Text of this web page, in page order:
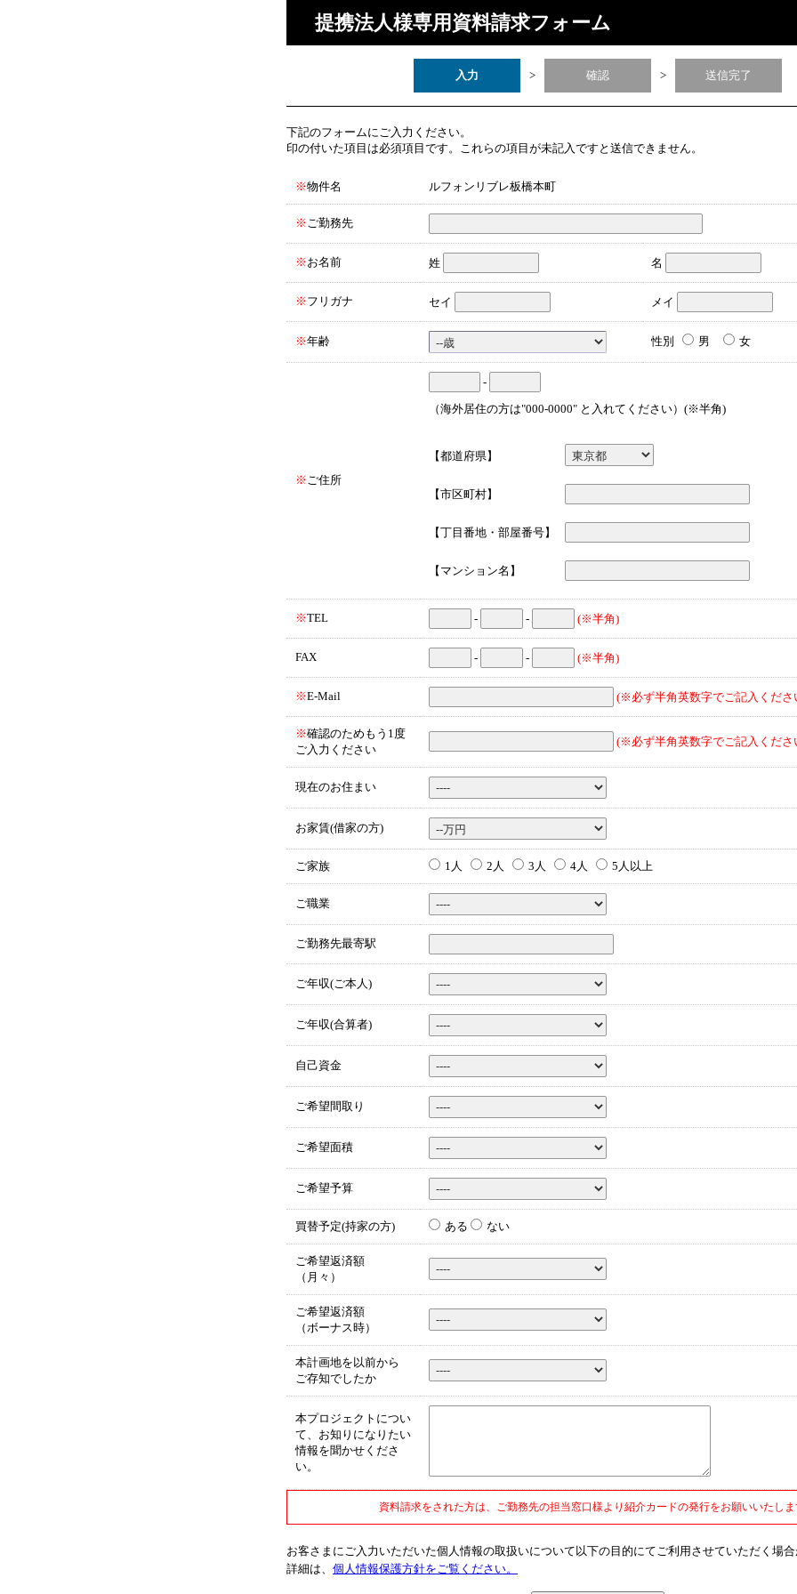
提携法人様専用資料請求フォーム
入力 > 確認 > 送信完了
下記のフォームにご入力ください。
印の付いた項目は必須項目です。これらの項目が未記入ですと送信できません。
※物件名 ルフォンリブレ板橋本町
※ ご勤務先
※ お名前 姓 名
※ フリガナ セイ メイ
※年齢 性別 男 女
※ ご住所
-
（海外居住の方は"000-0000" と入れてください）(※半角)
【都道府県】
【市区町村】
【丁目番地・部屋番号】
【マンション名】
※TEL - - (※半角)
FAX - - (※半角)
※E-Mail (※必ず半角英数字でご記入くださ
※確認のためもう1度
ご入力ください
(※必ず半角英数字でご記入くださ
現在のお住まい
お家賃(借家の方)
ご家族 1人 2人 3人 4人 5人以上
ご職業
ご勤務先最寄駅
ご年収(ご本人)
ご年収(合算者)
自己資金
ご希望間取り
ご希望面積
ご希望予算
買替予定(持家の方) ある ない
ご希望返済額
（月々）
ご希望返済額
（ボーナス時）
本計画地を以前から
ご存知でしたか
本プロジェクトについ
て、お知りになりたい
情報を聞かせくださ
い。
資料請求をされた方は、ご勤務先の担当窓口様より紹介カードの発行をお願いいたしま
お客さまにご入力いただいた個人情報の取扱いについて以下の目的にてご利用させていただく場合
詳細は、 個人情報保護方針をご覧ください。